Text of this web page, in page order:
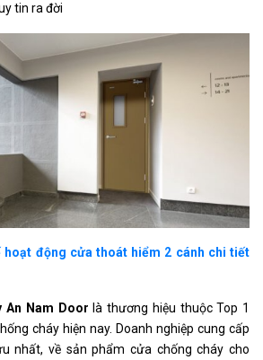
tin ra đời
hoạt động cửa thoát hiểm 2 cánh chi tiết
An Nam Door là thương hiệu thuộc Top 1
cháy hiện nay. Doanh nghiệp cung cấp
nhất, về sản phẩm cửa chống cháy cho